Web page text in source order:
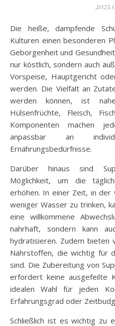
Die heiße, dampfende Schüssel Suppe hat in vielen
Kulturen einen besonderen
Geborgenheit und
nur köstlich, sondern auch
Vorspeise, Hauptgericht
werden. Die Vielfalt an
werden können, ist
Hülsenfrüchte, Fleisch,
Komponenten machen
anpassbar an
Ernährungsbedürfnisse.
Darüber hinaus sind
Möglichkeit, um die
erhöhen. In einer Zeit, in der
weniger Wasser zu trinken,
eine willkommene
nahrhaft, sondern kann
hydratisieren. Zudem bieten
Nährstoffen, die wichtig für
sind. Die Zubereitung von
erfordert keine ausgefeilte
idealen Wahl für jeden
Erfahrungsgrad oder
Schließlich ist es wichtig zu